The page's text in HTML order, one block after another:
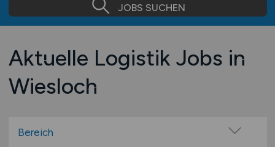
JOBS SUCHEN
Aktuelle Logistik Jobs in
Wiesloch
Bereich